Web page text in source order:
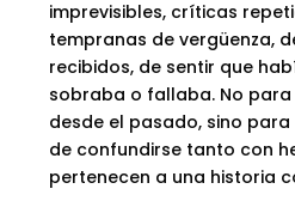
imprevisibles, críticas
tempranas de vergüenza,
recibidos, de sentir que
sobraba o fallaba. No
desde el pasado, sino
de confundirse tanto con
pertenecen a una historia